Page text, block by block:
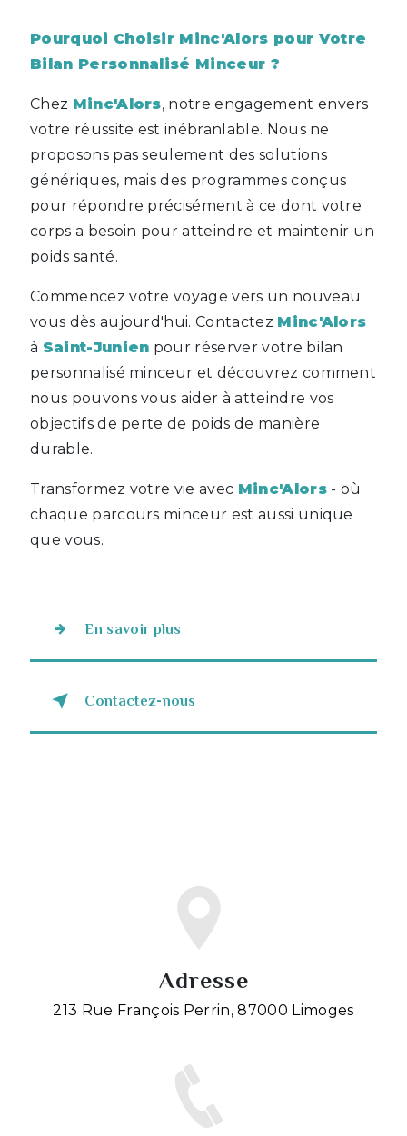
Pourquoi Choisir Minc'Alors pour Votre
Bilan Personnalisé Minceur ?
Chez Minc'Alors, notre engagement envers
votre réussite est inébranlable. Nous ne
proposons pas seulement des solutions
génériques, mais des programmes conçus
pour répondre précisément à ce dont votre
corps a besoin pour atteindre et maintenir un
poids santé.
Commencez votre voyage vers un nouveau
vous dès aujourd'hui. Contactez Minc'Alors
à Saint-Junien pour réserver votre bilan
personnalisé minceur et découvrez comment
nous pouvons vous aider à atteindre vos
objectifs de perte de poids de manière
durable.
Transformez votre vie avec Minc'Alors- où
chaque parcours minceur est aussi unique
que vous.
En savoir plus
Contactez-nous
Adresse
213 Rue François Perrin, 87000 Limoges